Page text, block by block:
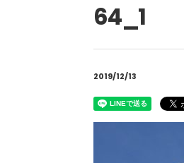
64_1
2019/12/13